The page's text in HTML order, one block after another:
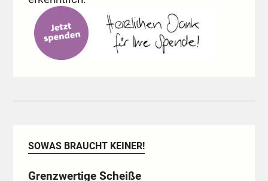
SOWAS BRAUCHT KEINER!
Grenzwertige Scheiße